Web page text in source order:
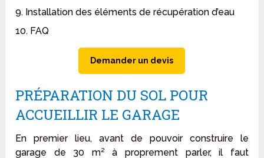
9. Installation des éléments de récupération d’eau
10. FAQ
Demander un devis
PRÉPARATION DU SOL POUR
ACCUEILLIR LE GARAGE
En premier lieu, avant de pouvoir construire le
garage de 30 m² à proprement parler, il faut